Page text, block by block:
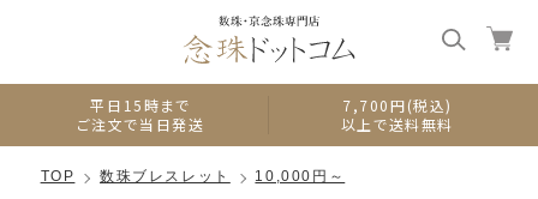
平日15時まで
ご注文で当日発送
7,700円(税込)
以上で送料無料
TOP 数珠ブレスレット 10,000円～